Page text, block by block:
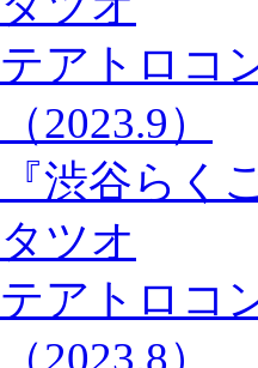
テアトロコ
（2023.9）
『渋谷らく
タツオ
テアトロコ
（2023.8）